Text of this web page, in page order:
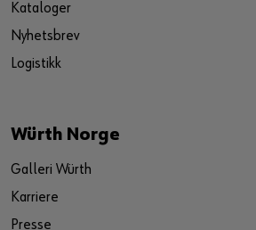
Kataloger
Nyhetsbrev
Logistikk
Würth Norge
Galleri Würth
Karriere
Presse